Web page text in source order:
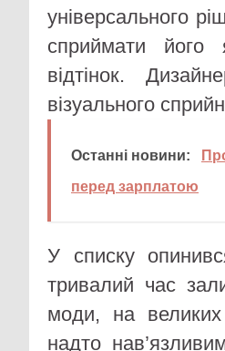
універсального
сприймати його
відтінок.
візуального
Останні новини:
перед зарплатою
У списку
тривалий час
моди, на
надто